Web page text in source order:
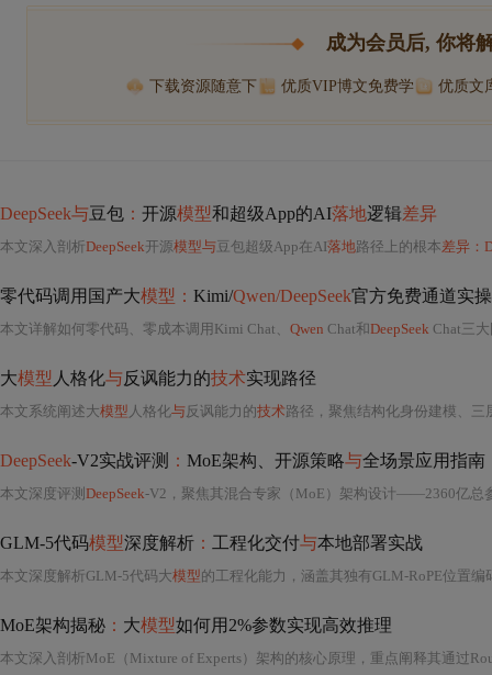
成为会员后, 你将
下载资源随意下 优质VIP博文免费学 优质文
DeepSeek与豆包 ： 开源模型和超级App的AI落地逻辑差异
本文深入剖析DeepSeek开源模型与豆包超级App在AI落地路径上的根本差异：
零代码调用国产大模型： Kimi/Qwen/DeepSeek官方免费通道实
本文详解如何零代码、零成本调用Kimi Chat、 Qwen Chat和DeepSeek Chat三
大模型 人格化与反讽能力的技术实现路径
本文系统阐述大模型 人格化与反讽能力的技术路径，聚焦结构化身份建模、
DeepSeek-V2实战评测 ： MoE架构、开源策略与全场景应用指南
本文深度评测 DeepSeek-V2，聚焦其混合专家（MoE）架构设计——2360亿总参数、
GLM-5代码模型深度解析 ： 工程化交付与本地部署实战
本文深度解析GLM-5代码大模型的工程化能力，涵盖其独有GLM-RoPE位置编码、双通道注意力机制、基于工程会
MoE架构揭秘 ： 大模型如何用2%参数实现高效推理